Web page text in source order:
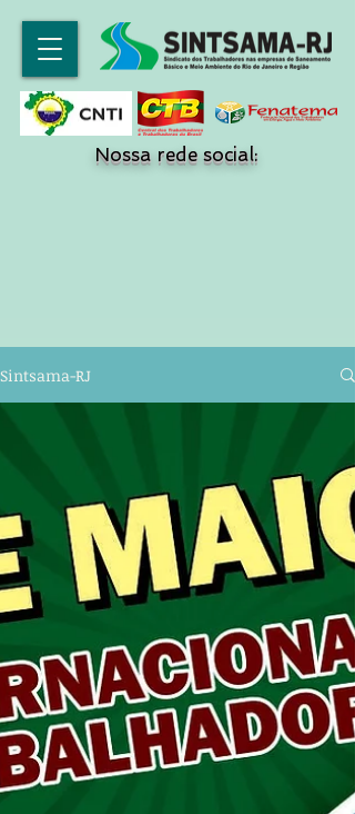
Nossa rede social:
Sintsama-RJ